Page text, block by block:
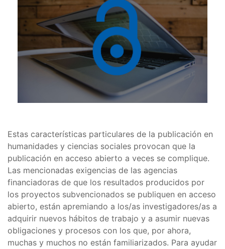
Estas características particulares de la publicación en
humanidades y ciencias sociales provocan que la
publicación en acceso abierto a veces se complique.
Las mencionadas exigencias de las agencias
financiadoras de que los resultados producidos por
los proyectos subvencionados se publiquen en acceso
abierto, están apremiando a los/as investigadores/as a
adquirir nuevos hábitos de trabajo y a asumir nuevas
obligaciones y procesos con los que, por ahora,
muchas y muchos no están familiarizados. Para ayudar